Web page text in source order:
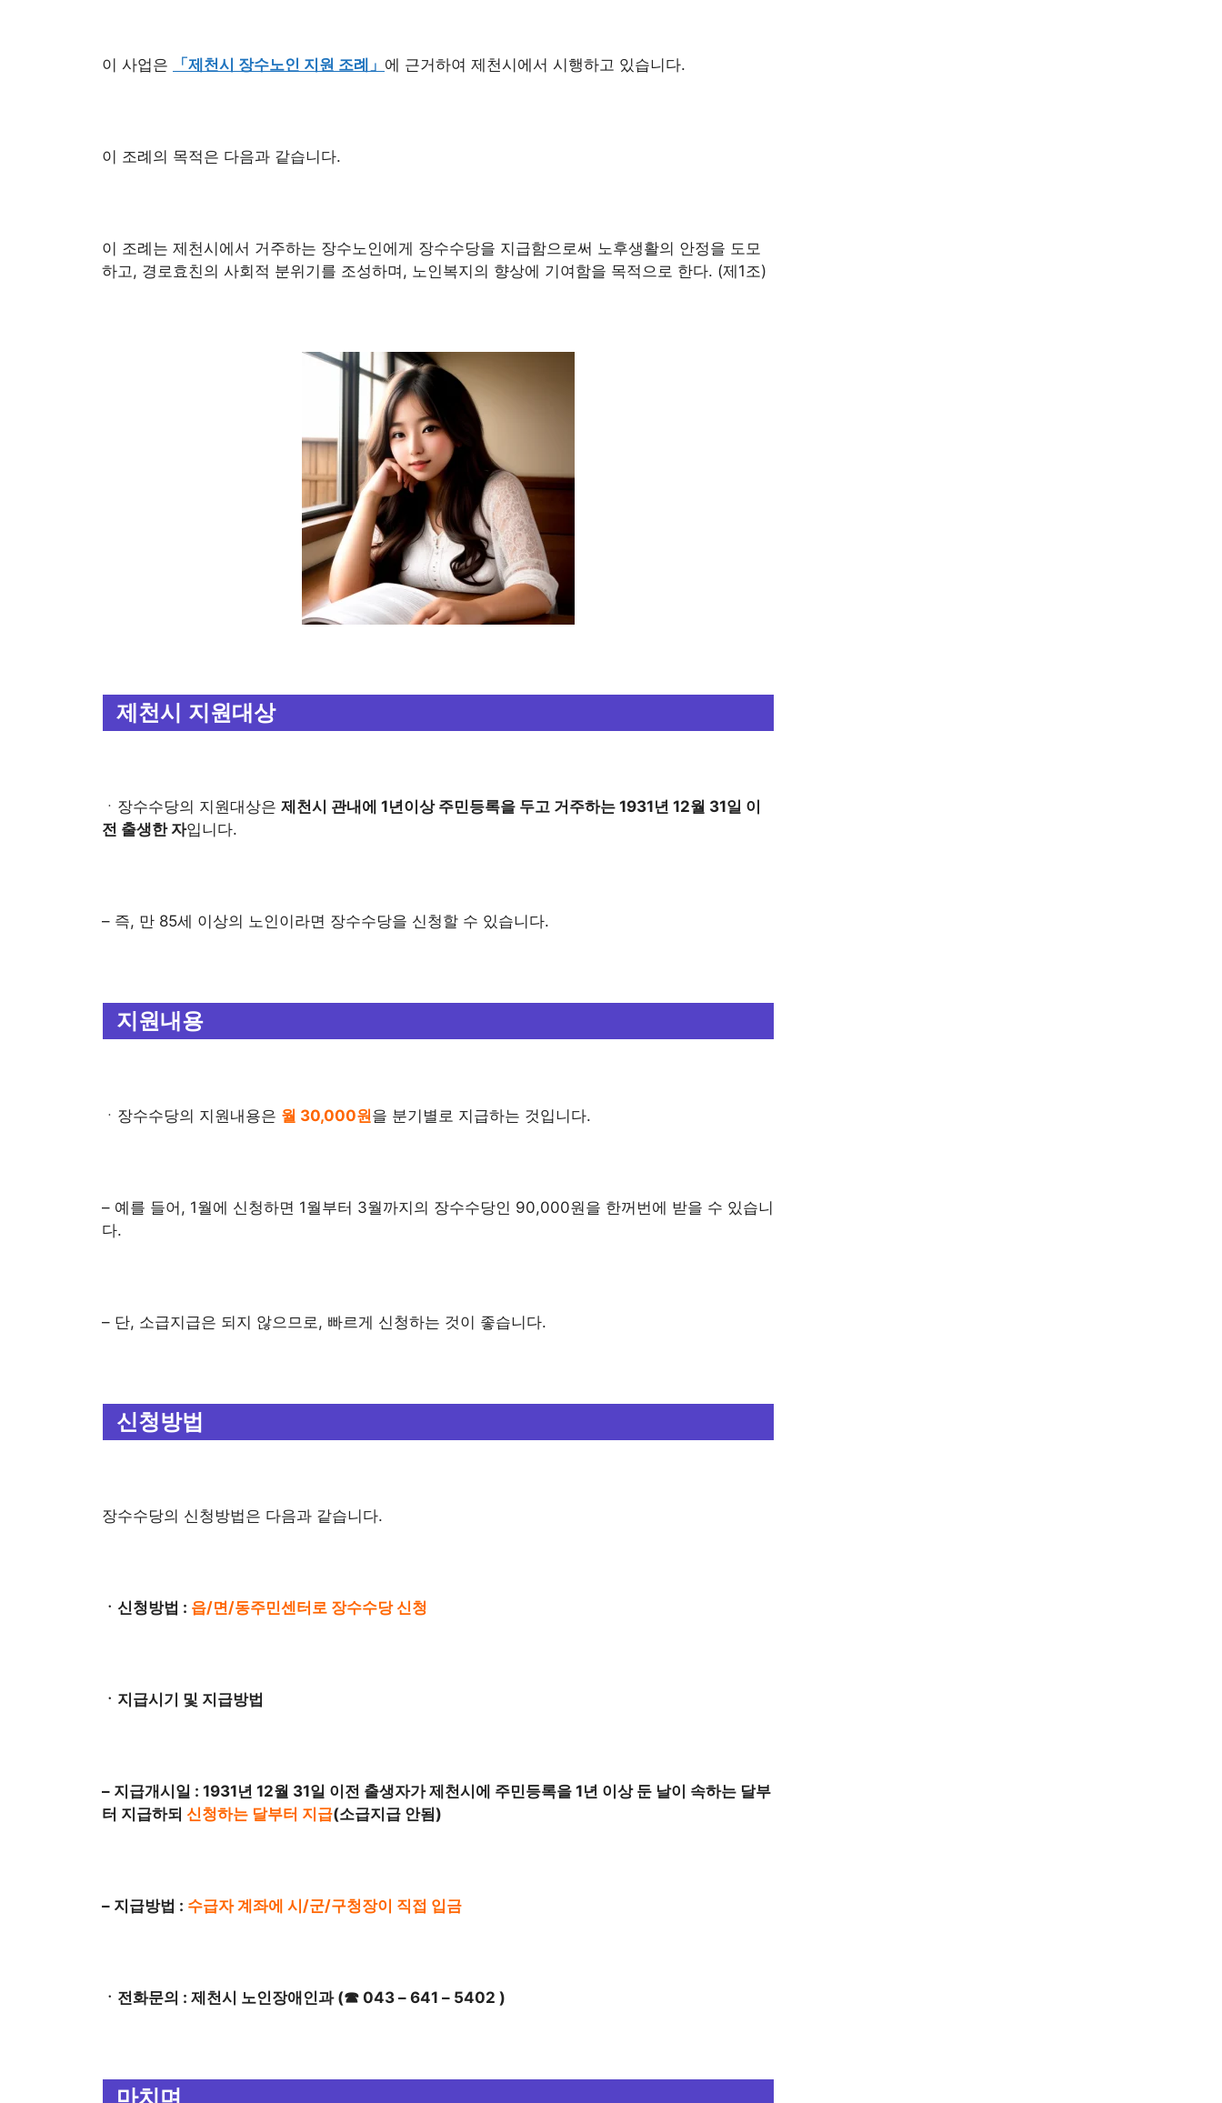
이 사업은 「제천시 장수노인 지원 조례」 에 근거하여 제천시에서 시행하고 있습니다.
이 조례의 목적은 다음과 같습니다.
이 조례는 제천시에서 거주하는 장수노인에게 장수수당을 지급함으로써 노후생활의 안정을 도모
하고, 경로효친의 사회적 분위기를 조성하며, 노인복지의 향상에 기여함을 목적으로 한다. (제1조)
제천시 지원대상
ㆍ장수수당의 지원대상은 제천시 관내에 1년이상 주민등록을 두고 거주하는 1931년 12월 31일 이
전 출생한 자입니다.
– 즉, 만 85세 이상의 노인이라면 장수수당을 신청할 수 있습니다.
지원내용
ㆍ장수수당의 지원내용은 월 30,000원을 분기별로 지급하는 것입니다.
– 예를 들어, 1월에 신청하면 1월부터 3월까지의 장수수당인 90,000원을 한꺼번에 받을 수 있습니
다.
– 단, 소급지급은 되지 않으므로, 빠르게 신청하는 것이 좋습니다.
신청방법
장수수당의 신청방법은 다음과 같습니다.
ㆍ신청방법 : 읍/면/동주민센터로 장수수당 신청
ㆍ지급시기 및 지급방법
– 지급개시일 : 1931년 12월 31일 이전 출생자가 제천시에 주민등록을 1년 이상 둔 날이 속하는 달부
터 지급하되 신청하는 달부터 지급(소급지급 안됨)
– 지급방법 : 수급자 계좌에 시/군/구청장이 직접 입금
ㆍ전화문의 : 제천시 노인장애인과 (☎ 043 – 641 – 5402 )
마치며